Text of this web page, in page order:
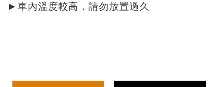
► 車內溫度較高，請勿放置過久